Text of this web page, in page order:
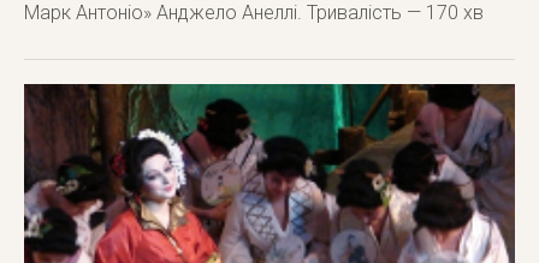
Марк Антоніо» Анджело Анеллі. Тривалість — 170 хв